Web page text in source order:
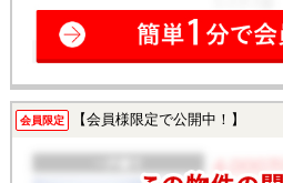
会員限定 【会員様限定で公開中！】